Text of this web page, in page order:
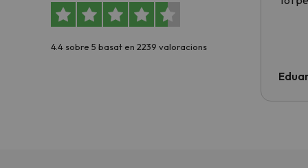
4.4 sobre 5 basat en 2239 valoracions